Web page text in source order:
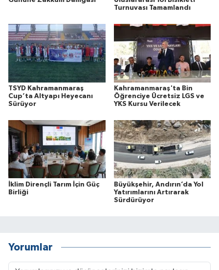
Turnuvası Tamamlandı
TSYD Kahramanmaraş
Cup’ta Altyapı Heyecanı
Sürüyor
Kahramanmaraş'ta Bin
Öğrenciye Ücretsiz LGS ve
YKS Kursu Verilecek
İklim Dirençli Tarım İçin Güç
Birliği
Büyükşehir, Andırın’da Yol
Yatırımlarını Artırarak
Sürdürüyor
Yorumlar